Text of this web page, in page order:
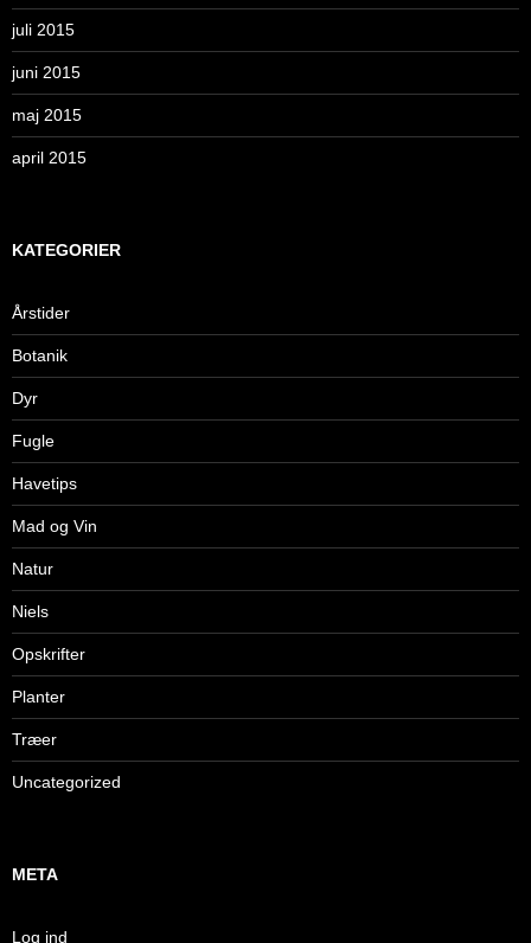
juli 2015
juni 2015
maj 2015
april 2015
KATEGORIER
Årstider
Botanik
Dyr
Fugle
Havetips
Mad og Vin
Natur
Niels
Opskrifter
Planter
Træer
Uncategorized
META
Log ind